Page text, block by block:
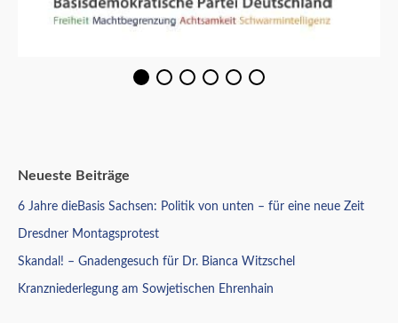
Neueste Beiträge
6 Jahre dieBasis Sachsen: Politik von unten – für eine neue Zeit
Dresdner Montagsprotest
Skandal! – Gnadengesuch für Dr. Bianca Witzschel
Kranzniederlegung am Sowjetischen Ehrenhain